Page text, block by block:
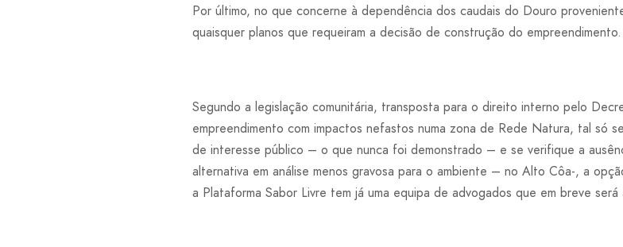
Por último, no que concerne à dependência dos caudais do Douro
quaisquer planos que requeiram a decisão de construção do empreendimento.
Segundo a legislação comunitária, transposta para o direito interno pelo
empreendimento com impactos nefastos numa zona de Rede Natura, tal só
de interesse público – o que nunca foi demonstrado – e se verifique a
alternativa em análise menos gravosa para o ambiente – no Alto Côa-, a
a Plataforma Sabor Livre tem já uma equipa de advogados que em breve